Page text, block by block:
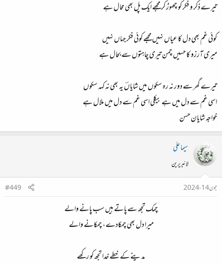
تیرے ذکر و فکر کو چھوڑ کر مجھے ایک پل بھی محال ہے
کوئی غم بھی دل کا عیاں نہیں مجھے کوئی فکر جہاں نہیں
میری آرزو کا حسیں چمن تیری چاہتوں سے بحال ہے
تیرے گھر سے دور نہ رہ سکوں میں شایاںؔ یہ بھی نہ کہہ سکوں
اسی غم سے دل میں ہے بیکلی اسی غم سے دل میں ملال ہے
خواجہ شایان حسن
سیما علی
لائبریرین
جون 14، 2024
#449
چمک تجھ سے پاتے ہیں سب پانے والے
میرا دل بھی چمکادے، چمکانے والے
مدینے کے خطے خدا تجھ کو رکھے